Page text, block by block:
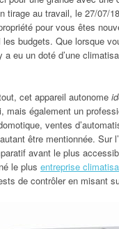
tirage au travail, le 27/07/
pour vous êtes
budgets. Que lorsque
a eu un doté d’une
cet appareil autonome
mais également un
ventes
être mentionnée.
avant le plus
le plus entreprise
de contrôler en misant